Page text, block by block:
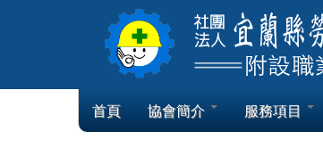
首頁 協會簡介 服務項目